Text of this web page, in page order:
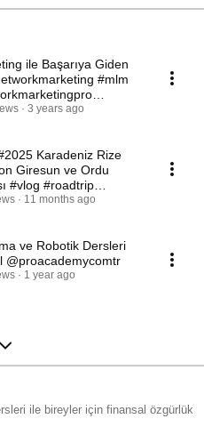
ile Başarıya Giden
#mlm
3 years ago
Karadeniz Rize
Giresun ve Ordu
#vlog #roadtrip
#trabzon #laz
11 months ago
ve Robotik Dersleri
#skool @proacademycomtr
1 year ago
ile bireyler için finansal özgürlük